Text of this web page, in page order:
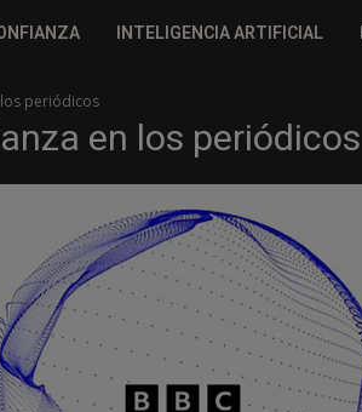
INTELIGENCIA ARTIFICIAL
periódicos
en los periódicos